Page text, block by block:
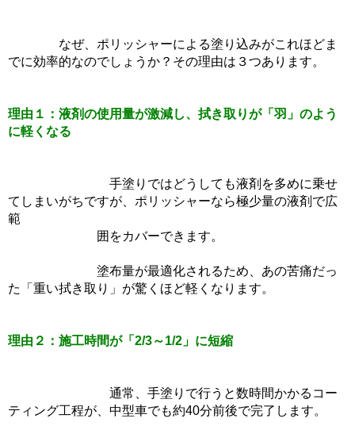
なぜ、ポリッシャーによる塗り込みがこれほどま
でに効率的なのでしょうか？その理由は３つあります。
理由１：液剤の使用量が激減し、拭き取りが「羽」のよう
に軽くなる
手塗りではどうしても液剤を多めに乗せ
てしまいがちですが、ポリッシャーなら極少量の液剤で広
範
囲をカバーできます。
塗布量が最適化されるため、あの苦痛だっ
た「重い拭き取り」が驚くほど軽くなります。
理由２：施工時間が「2/3～1/2」に短縮
通常、手塗りで行うと数時間かかるコー
ティング工程が、中型車でも約40分前後で完了します。